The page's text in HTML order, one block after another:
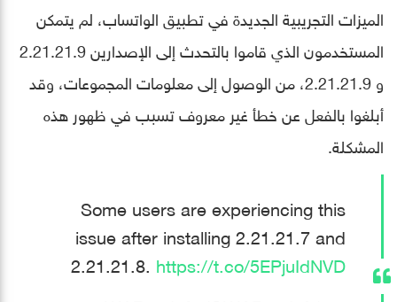
الميزات التجريبية الجديدة في تطبيق الواتساب، لم يتمكن
المستخدمون الذي قاموا بالتحدث إلى الإصدارين 2.21.21.9
و 2.21.21.9، من الوصول إلى معلومات المجموعات، وقد
أبلغوا بالفعل عن خطأ غير معروف تسبب في ظهور هذه
المشكلة.
Some users are experiencing this
issue after installing 2.21.21.7 and
2.21.21.8. https://t.co/5EPjuIdNVD